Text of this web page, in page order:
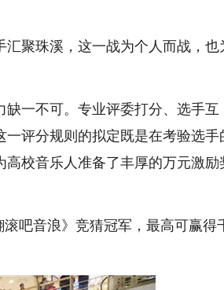
聚珠溪，这一战为个人而战，也
一不可。专业评委打分、选手互
评分规则的拟定既是在考验选手
校音乐人准备了丰厚的万元激励
吧音浪》竞猜冠军，最高可赢得